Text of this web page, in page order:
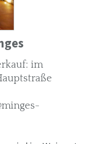
im